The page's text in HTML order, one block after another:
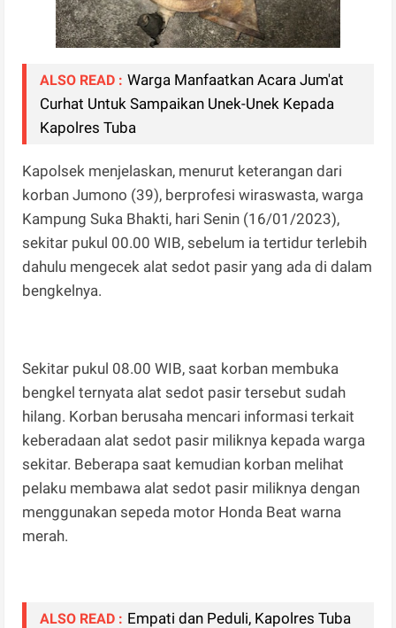
ALSO READ : Warga Manfaatkan Acara Jum'at
Curhat Untuk Sampaikan Unek-Unek Kepada
Kapolres Tuba
Kapolsek menjelaskan, menurut keterangan dari
korban Jumono (39), berprofesi wiraswasta, warga
Kampung Suka Bhakti, hari Senin (16/01/2023),
sekitar pukul 00.00 WIB, sebelum ia tertidur terlebih
dahulu mengecek alat sedot pasir yang ada di dalam
bengkelnya.
Sekitar pukul 08.00 WIB, saat korban membuka
bengkel ternyata alat sedot pasir tersebut sudah
hilang. Korban berusaha mencari informasi terkait
keberadaan alat sedot pasir miliknya kepada warga
sekitar. Beberapa saat kemudian korban melihat
pelaku membawa alat sedot pasir miliknya dengan
menggunakan sepeda motor Honda Beat warna
merah.
ALSO READ : Empati dan Peduli, Kapolres Tuba